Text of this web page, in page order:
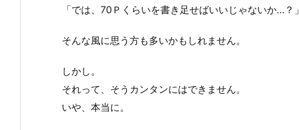
「では、70Ｐくらいを書き足せばいいじゃないか…？」
そんな風に思う方も多いかもしれません。
しかし。
それって、そうカンタンにはできません。
いや、本当に。